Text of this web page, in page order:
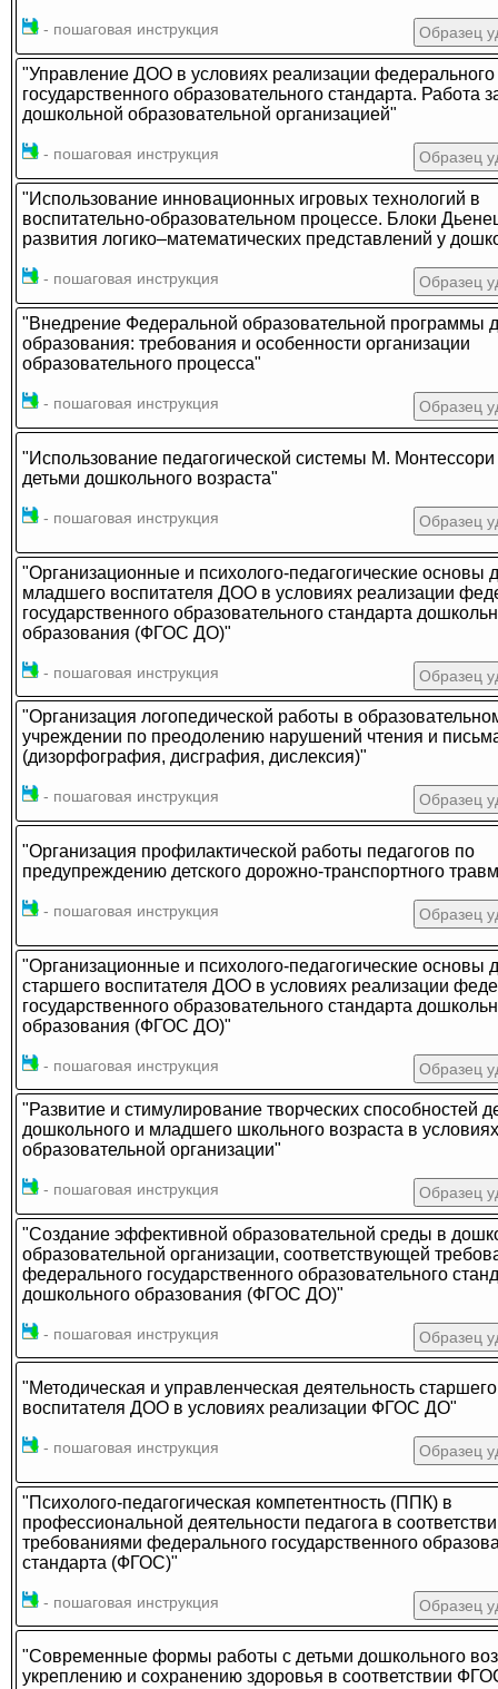
- пошаговая инструкция Образец
"Управление ДОО в условиях реализации федерального
государственного образовательного стандарта. Работа
дошкольной образовательной организацией"
- пошаговая инструкция Образец
"Использование инновационных игровых технологий в
воспитательно-образовательном процессе. Блоки
развития логико–математических представлений у
- пошаговая инструкция Образец
"Внедрение Федеральной образовательной программы
образования: требования и особенности организации
образовательного процесса"
- пошаговая инструкция Образец
"Использование педагогической системы М. Монтессори
детьми дошкольного возраста"
- пошаговая инструкция Образец
"Организационные и психолого-педагогические основы
младшего воспитателя ДОО в условиях реализации
государственного образовательного стандарта
образования (ФГОС ДО)"
- пошаговая инструкция Образец
"Организация логопедической работы в
учреждении по преодолению нарушений чтения и
(дизорфография, дисграфия, дислексия)"
- пошаговая инструкция Образец
"Организация профилактической работы педагогов по
предупреждению детского дорожно-транспортного
- пошаговая инструкция Образец
"Организационные и психолого-педагогические основы
старшего воспитателя ДОО в условиях реализации
государственного образовательного стандарта
образования (ФГОС ДО)"
- пошаговая инструкция Образец
"Развитие и стимулирование творческих способностей
дошкольного и младшего школьного возраста в условиях
образовательной организации"
- пошаговая инструкция Образец
"Создание эффективной образовательной среды в
образовательной организации, соответствующей
федерального государственного образовательного
дошкольного образования (ФГОС ДО)"
- пошаговая инструкция Образец
"Методическая и управленческая деятельность старшего
воспитателя ДОО в условиях реализации ФГОС ДО"
- пошаговая инструкция Образец
"Психолого-педагогическая компетентность (ППК) в
профессиональной деятельности педагога в
требованиями федерального государственного
стандарта (ФГОС)"
- пошаговая инструкция Образец
"Современные формы работы с детьми дошкольного
укреплению и сохранению здоровья в соответствии